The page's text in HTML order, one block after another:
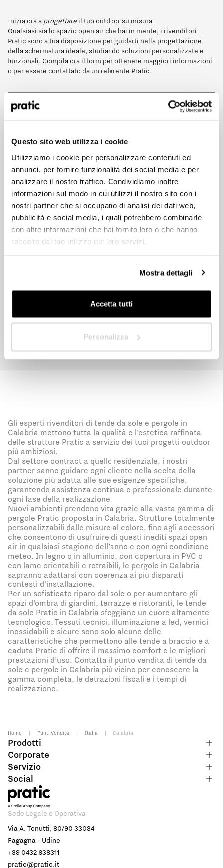
Questo sito web utilizza i cookie
Utilizziamo i cookie per personalizzare contenuti ed
annunci, per fornire funzionalità dei social media e per
analizzare il nostro traffico. Condividiamo inoltre
informazioni sul modo in cui utilizzi il nostro sito con i
nostri partner che si occupano di analisi dei dati web,
pubblicità e social media, i quali potrebbero combinarle
con altre informazioni che hai fornito loro o che hanno
raccolto dal tuo utilizzo dei loro servizi.
Mostra dettagli
Accetta tutti
Personalizza
Inizia ora aprogettare il tuo outdoor su misura
Qualsiasi sia lo spazio open air che hai in mente, i rivenditori
Pratic sono a tua disposizione per guidarti nella progettazione
della schermatura ideale, studiando soluzioni personalizzate e
funzionali. Compila ora il form per ottenere maggiori informazioni
o per essere contattato da un referente Pratic.
HoReCa
Privato
Rivenditore
Gli esperti rivenditori di tende da sole e pergole in
Calabria mettono tutta la qualità e l’estetica raffinata
delle strutture Pratic a servizio dei tuoi progetti outdoor
più ambiziosi.
Dal settore contract a quello residenziale, i nostri
partner sanno guidare ogni cliente nella scelta della
soluzione più adatta alle sue esigenze specifiche,
garantendo assistenza continua e professionale durante
ogni fase della realizzazione.
Nuovi ambienti prendono vita grazie alla vasta gamma di
pergole Pratic proposta in Calabria. Strutture totalmente
personalizzabili dalle misure al colore, fino agli accessori
che consentono di usufruire di questi inediti spazi open
air in qualsiasi stagione dell’anno e con ogni condizione
meteo. In legno o in alluminio, con copertura in PVC o
con lame orientabili e retraibili, le pergole in Calabria
sapranno adattarsi con coerenza ai più disparati
contesti d’installazione.
Per un sofisticato riparo dal sole o per aumentare gli
spazi d’ombra di giardini, terrazze e ristoranti, le tende
da sole Pratic in Calabria sfoggiano un cuore altamente
tecnologico. Tessuti tecnici, illuminazione a led, vernici
inossidabili e sicure sono solo alcune delle
caratteristiche che permettono alle tende a braccio e a
caduta Pratic di offrire il massimo comfort e le migliori
prestazioni d’uso. Contatta il punto vendita di tende da
sole e pergole in Calabria più vicino per conoscere la
gamma completa, le detrazioni fiscali e i tempi di
realizzazione.
HoReCa
Designer/Progettista
Privato
Rivenditore
Home | Punti Vendita | Italia | Calabria
Prodotti
Corporate
Servizio
Social
Sede Legale e Operativa
Via A. Tonutti, 80/90 33034
Fagagna - Udine
+39 0432 638311
pratic@pratic.it